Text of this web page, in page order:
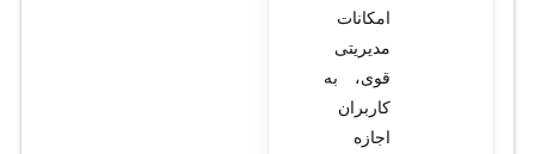
امکانات
مدیریتی
قوی، به
کاربران
اجازه